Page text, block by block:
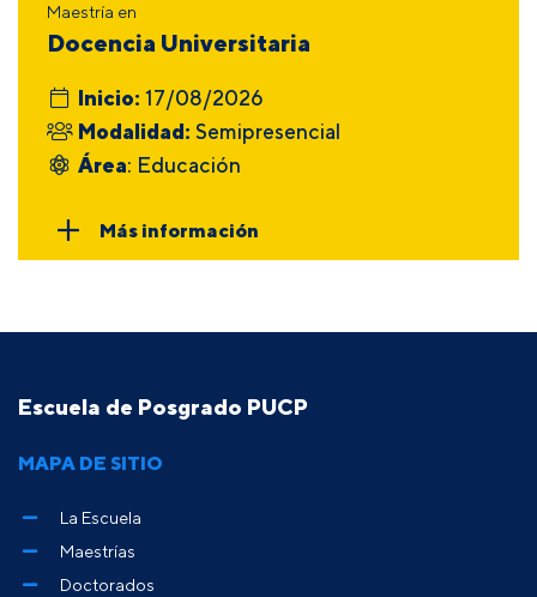
Maestría en
Docencia Universitaria
Inicio: 17/08/2026
Modalidad: Semipresencial
Área: Educación
Más información
Escuela de Posgrado PUCP
MAPA DE SITIO
La Escuela
Maestrías
Doctorados